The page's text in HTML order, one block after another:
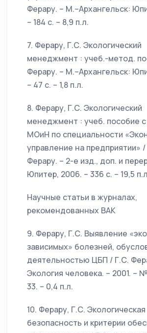
Ферару. – М.–Архангельск:
– 184 с. – 8,9 п.л.
7. Ферару, Г.С. Экологический
менеджмент : учеб.-метод.
Ферару. – М.–Архангельск:
– 47 с. – 1,8 п.л.
8. Ферару, Г.С. Экологический
менеджмент : учеб. пособие
МОиН по специальности
управление на предприятии»
Ферару. – 2-е изд., доп. и
Юпитер, 2006. – 336 с. – 19,5
Научные статьи в журналах,
рекомендованных ВАК
9. Ферару, Г.С. Выявление
зависимых» болезней,
деятельностью ЦБП / Г.С.
Экология человека. – 2001. –
33. – 0,4 п.л.
10. Ферару, Г.С. Экологическая
безопасность и критерии